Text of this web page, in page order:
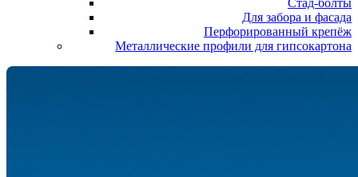
Стад-болты
Для забора и фасада
Перфорированный крепёж
Металлические профили для гипсокартона